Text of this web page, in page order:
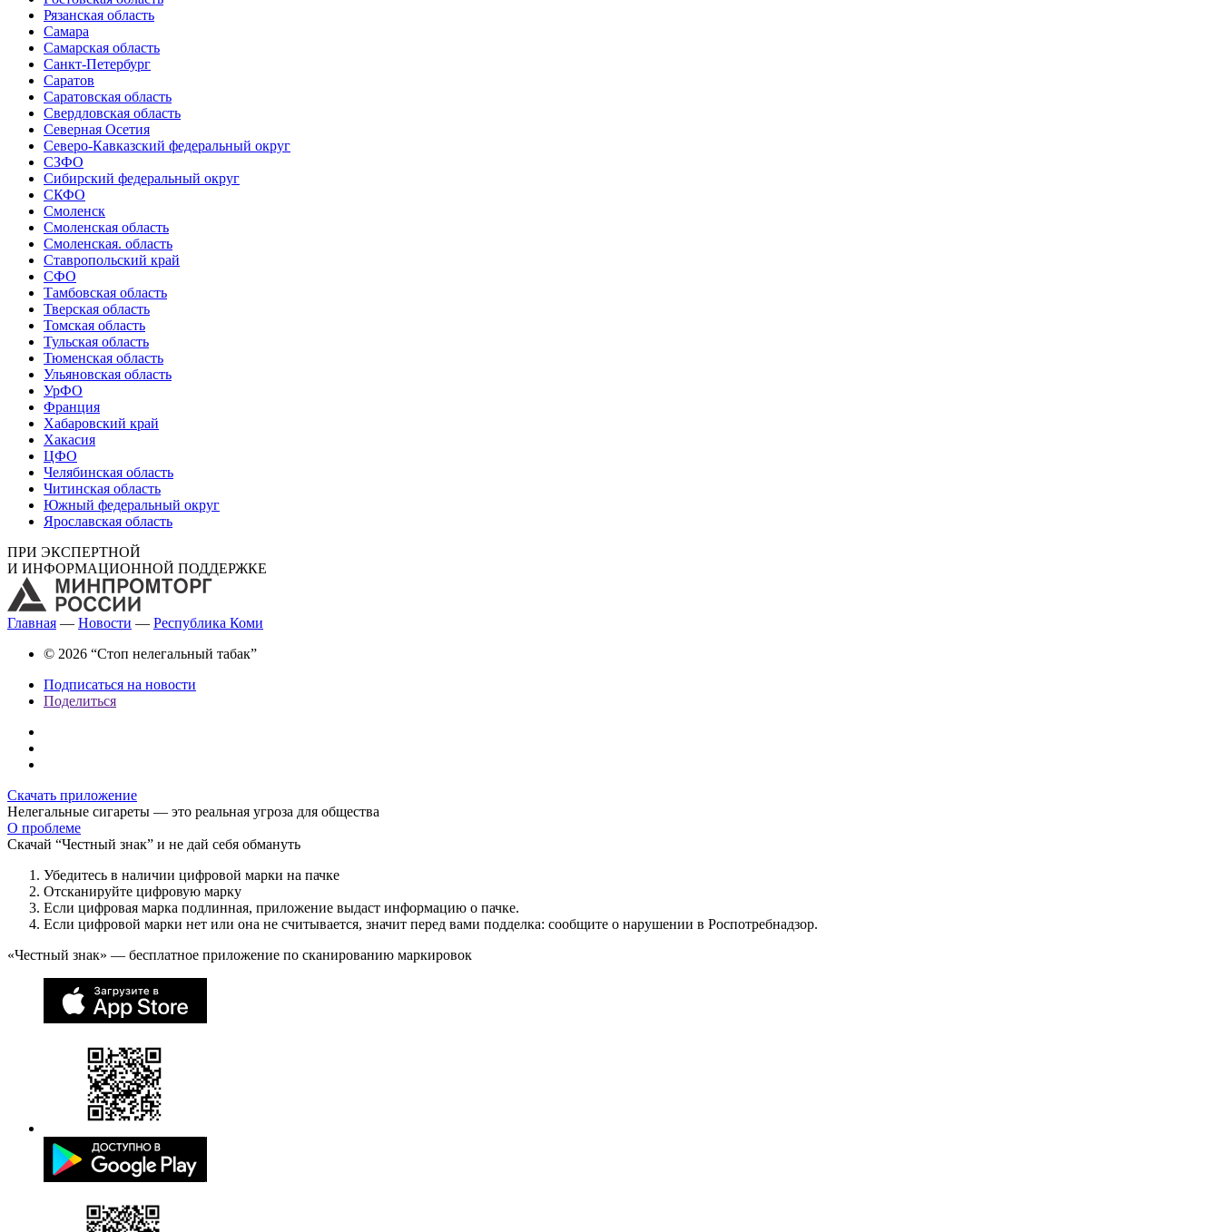
Рязанская область
Самара
Самарская область
Санкт-Петербург
Саратов
Саратовская область
Свердловская область
Северная Осетия
Северо-Кавказский федеральный округ
СЗФО
Сибирский федеральный округ
СКФО
Смоленск
Смоленская область
Смоленская. область
Ставропольский край
СФО
Тамбовская область
Тверская область
Томская область
Тульская область
Тюменская область
Ульяновская область
УрФО
Франция
Хабаровский край
Хакасия
ЦФО
Челябинская область
Читинская область
Южный федеральный округ
Ярославская область
ПРИ ЭКСПЕРТНОЙ
И ИНФОРМАЦИОННОЙ ПОДДЕРЖКЕ
Главная — Новости — Республика Коми
© 2026 “Стоп нелегальный табак”
Подписаться на новости
Поделиться
Скачать приложение
Нелегальные сигареты — это реальная угроза для общества
О проблеме
Скачай “Честный знак” и не дай себя обмануть
Убедитесь в наличии цифровой марки на пачке
Отсканируйте цифровую марку
Если цифровая марка подлинная, приложение выдаст информацию о пачке.
Если цифровой марки нет или она не считывается, значит перед вами подделка: сообщите о нарушении в Роспотребнадзор.
«Честный знак» — бесплатное приложение по сканированию маркировок